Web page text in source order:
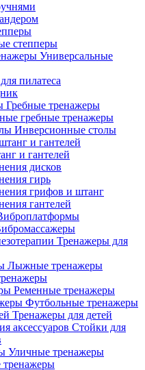
степперы
Универсальные
пилатеса
Гребные тренажеры
гребные тренажеры
Инверсионные столы
и гантелей
дисков
гирь
грифов и штанг
гантелей
Тренажеры для
Лыжные тренажеры
Ременные тренажеры
Футбольные тренажеры
Тренажеры для детей
Стойки для
Уличные тренажеры